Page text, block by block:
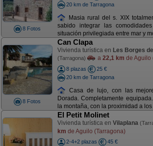
8 Fotos
20 km de Tarragona
Masia rural del s. XIX
sabido integrar las
situación privilegiada entre mar y
8 Fotos
Can Clapa
Vivienda turística en Les Borges
(Tarragona) a 22,1 km de Aguilo
8 plazas
25 €
20 km de Tarragona
Casa de lujo, con las
Dorada. Completamente
la montaña, con la proximidad a los
El Petit Molinet
Vivienda turística en Vilaplana
km de Aguilo (Tarragona)
2-4+2 plazas 45 €